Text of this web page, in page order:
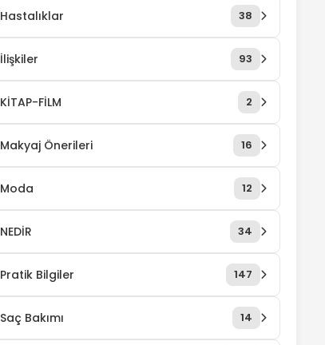
Hastalıklar 38
İlişkiler 93
KİTAP-FİLM 2
Makyaj Önerileri 16
Moda 12
NEDİR 34
Pratik Bilgiler 147
Saç Bakımı 14